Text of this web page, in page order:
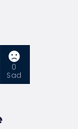
0
Sad